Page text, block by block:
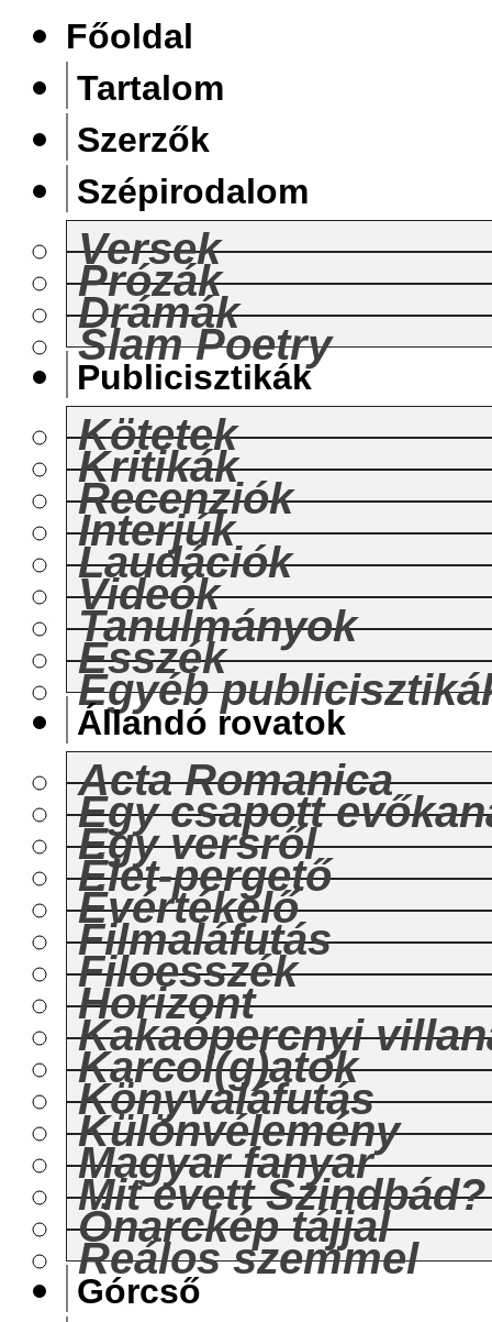
Főoldal
Tartalom
Szerzők
Szépirodalom
Versek
Prózák
Drámák
Slam Poetry
Publicisztikák
Kötetek
Kritikák
Recenziók
Interjúk
Laudációk
Videók
Tanulmányok
Esszék
Egyéb
Állandó rovatok
Acta Romanica
Egy csapott
Egy versről
Élet-pergető
Évértékelő
Filmaláfutás
Filoesszék
Horizont
Kakaópercnyi
Karcol(g)atok
Könyvaláfutás
Különvélemény
Magyar fanyar
Mit evett Szindbád?
Önarckép tájjal
Reálos szemmel
Górcső